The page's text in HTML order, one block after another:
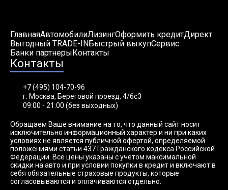
ГлавнаяАвтомобилиЛизингОформить кредитДирект
Выгодный TRADE-INБыстрый выкупСервис
Банки партнерыКонтакты
Контакты
+7 (495) 104-70-96
г. Москва, Береговой проезд, 4/6с3
09:00 - 21:00 (без выходных)
Обращаем Ваше внимание на то, что данный сайт носит
исключительно информационный характер и ни при каких
условиях не является публичной офертой, определяемой
положениями статьи 437 Гражданского кодекса Российской
Федерации. Все цены указаны с учетом максимальной
скидки на авто и при условии покупки в кредит и включают в
себя обязательные страховые продукты, которые
согласовываются и оплачиваются отдельно.